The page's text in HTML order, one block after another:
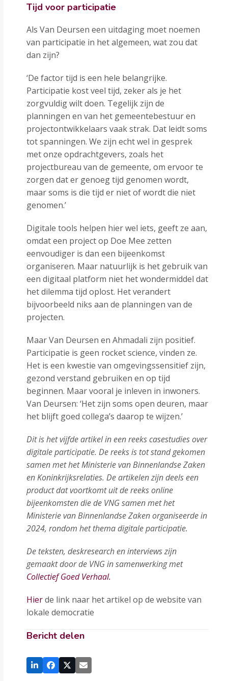
Tijd voor participatie
Als Van Deursen een uitdaging moet noemen
van participatie in het algemeen, wat zou dat
dan zijn?
‘De factor tijd is een hele belangrijke.
Participatie kost veel tijd, zeker als je het
zorgvuldig wilt doen. Tegelijk zijn de
planningen en van het gemeentebestuur en
projectontwikkelaars vaak strak. Dat leidt soms
tot spanningen. We zijn echt wel in gesprek
met onze opdrachtgevers, zoals het
projectbureau van de gemeente, om ervoor te
zorgen dat er genoeg tijd genomen wordt,
maar soms is die tijd er niet of wordt die niet
genomen.’
Digitale tools helpen hier wel iets, geeft ze aan,
omdat een project op Doe Mee zetten
eenvoudiger is dan een bijeenkomst
organiseren. Maar natuurlijk is het gebruik van
een digitaal platform niet het wondermiddel dat
het dilemma tijd oplost. Het verandert
bijvoorbeeld niks aan de planningen van de
projecten.
Maar Van Deursen en Ahmadali zijn positief.
Participatie is geen rocket science, vinden ze.
Het is een kwestie van omgevingssensitief zijn,
gezond verstand gebruiken en op tijd
beginnen. Maar vooral je inleven in inwoners.
Van Deursen: ‘Het zijn soms open deuren, maar
het blijft goed collega’s daarop te wijzen.’
Dit is het vijfde artikel in een reeks casestudies over
digitale participatie. De reeks is tot stand gekomen
samen met het Ministerie van Binnenlandse Zaken
en Koninkrijksrelaties. De artikelen zijn deels een
product dat voortkomt uit de reeks online
bijeenkomsten die de VNG samen met het
Ministerie van Binnenlandse Zaken organiseerde in
2024, rondom het thema digitale participatie.
De teksten, deskresearch en interviews zijn
gemaakt door de VNG in samenwerking met
Collectief Goed Verhaal.
Hierde link naar het artikel op de website van
lokale democratie
Bericht delen